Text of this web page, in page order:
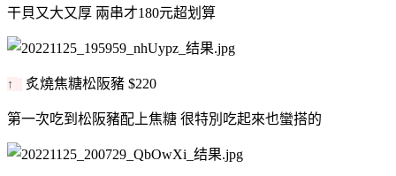
干貝又大又厚 兩串才180元超划算
↑ 炙燒焦糖松阪豬 $220
第一次吃到松阪豬配上焦糖 很特別吃起來也蠻搭的